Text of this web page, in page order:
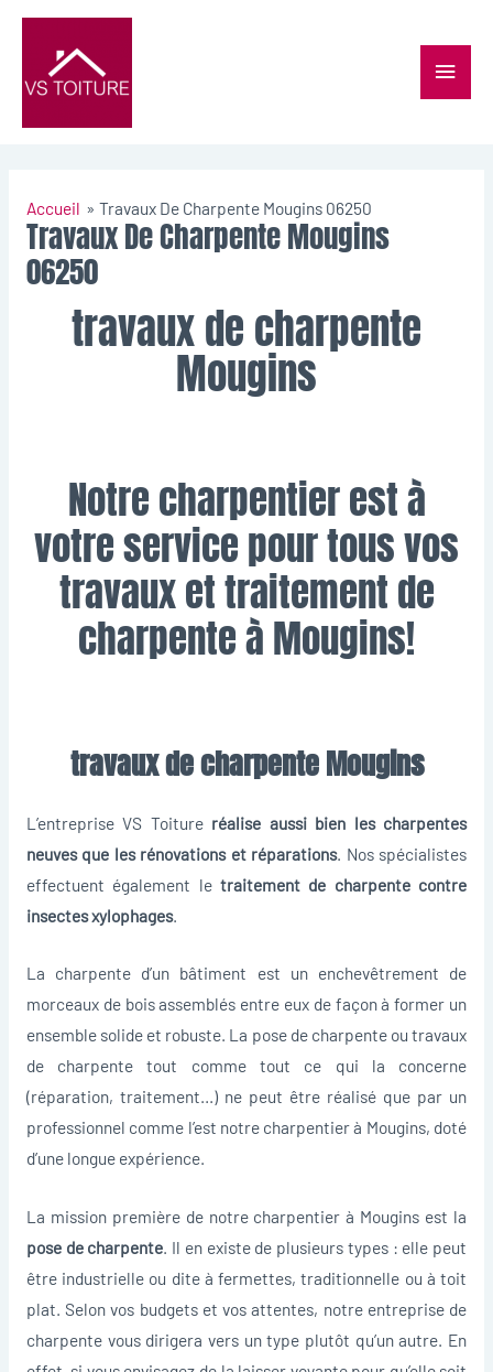
Accueil Travaux De Charpente Mougins 06250
Travaux De Charpente Mougins
06250
travaux de charpente
Mougins
Notre charpentier est à
votre service pour tous vos
travaux et traitement de
charpente à Mougins!
travaux de charpente Mougins
L’entreprise VS Toiture réalise aussi bien les charpentes
neuves que les rénovations et réparations. Nos spécialistes
effectuent également letraitement de charpente contre
insectes xylophages.
La charpente d’un bâtiment est un enchevêtrement de
morceaux de bois assemblés entre eux de façon à former un
ensemble solide et robuste. La pose de charpente ou travaux
de charpente tout comme tout ce qui la concerne
(réparation, traitement…) ne peut être réalisé que par un
professionnel comme l’est notre charpentier à Mougins, doté
d’une longue expérience.
La mission première de notre charpentier à Mougins est la
pose de charpente. Il en existe de plusieurs types : elle peut
être industrielle ou dite à fermettes, traditionnelle ou à toit
plat. Selon vos budgets et vos attentes, notre entreprise de
charpente vous dirigera vers un type plutôt qu’un autre. En